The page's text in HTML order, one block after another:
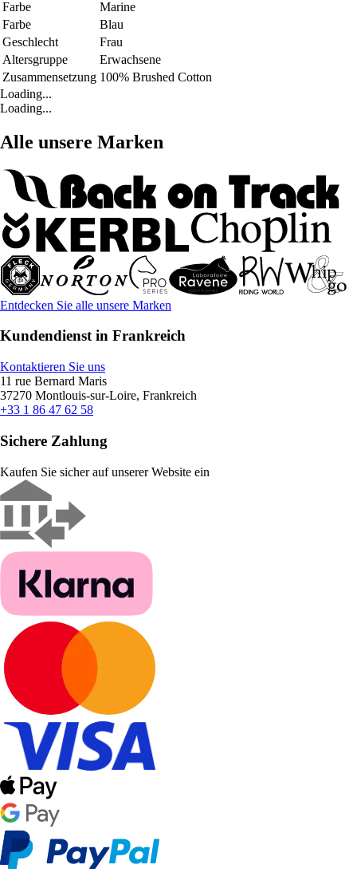
Farbe
Marine
Farbe
Blau
Geschlecht
Frau
Altersgruppe
Erwachsene
Zusammensetzung 100% Brushed Cotton
Loading...
Loading...
Alle unsere Marken
Entdecken Sie alle unsere Marken
Kundendienst in Frankreich
Kontaktieren Sie uns
11 rue Bernard Maris
37270 Montlouis-sur-Loire, Frankreich
+33 1 86 47 62 58
Sichere Zahlung
Kaufen Sie sicher auf unserer Website ein